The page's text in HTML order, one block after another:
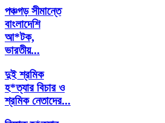
পঞ্চগড় সীমান্তে
বাংলাদেশি
আ*টক,
ভারতীয়...
দুই শ্রমিক
হ*ত্যার বিচার ও
শ্রমিক নেতাদের...